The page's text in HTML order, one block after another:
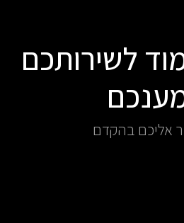
לשירותכם
אליכם בהקדם